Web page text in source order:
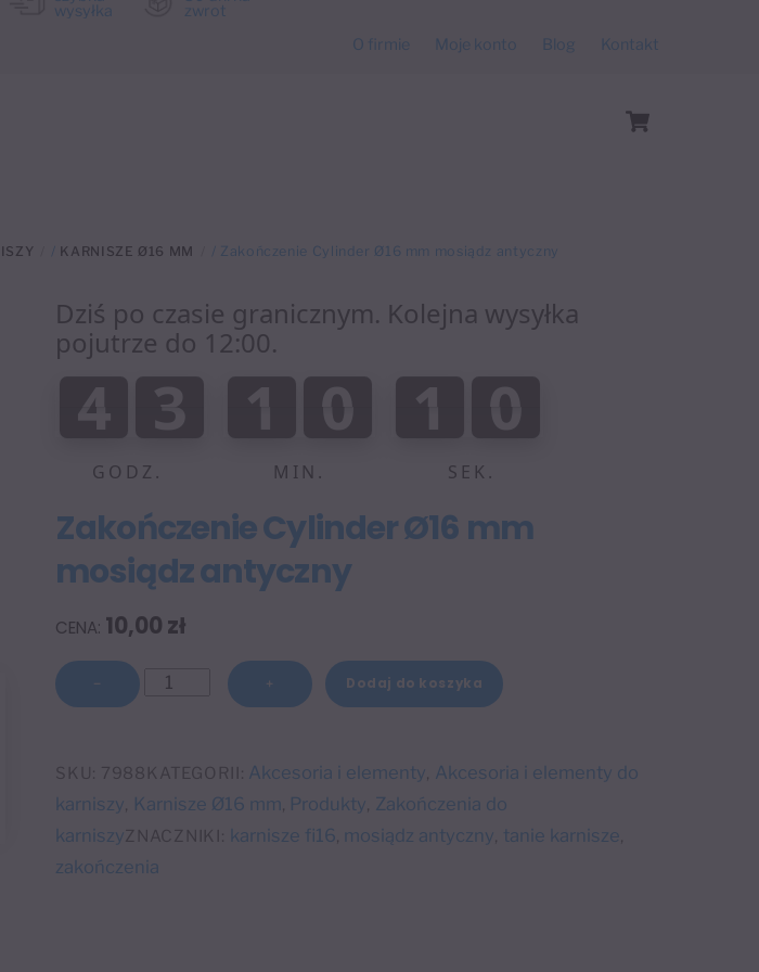
wysyłka
zwrot
O firmie
Moje konto Blog Kontakt
/ KARNISZE Ø16 MM / Zakończenie Cylinder Ø16 mm mosiądz antyczny
Dziś po czasie granicznym. Kolejna wysyłka
pojutrze do 12:00.
4
0
4 3
0
3 1
0
1 0
0 0
1
0
0
1 9
0
9
1
0
GODZ. MIN. SEK.
Zakończenie Cylinder Ø16 mm
mosiądz antyczny
10,00 zł
−
ilość
Zakończenie
Ø16
mm
mosiądz
antyczny
+ Dodaj do koszyka
e
n
SKU: 7988 KATEGORII: Akcesoria i elementy, Akcesoria i elementy do
karniszy, Karnisze Ø16 mm, Produkty, Zakończenia do
karniszyZNACZNIKI: karnisze fi16, mosiądz antyczny, tanie karnisze,
zakończenia